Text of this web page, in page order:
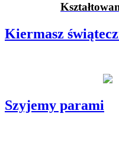
Kiermasz
Szyjemy parami